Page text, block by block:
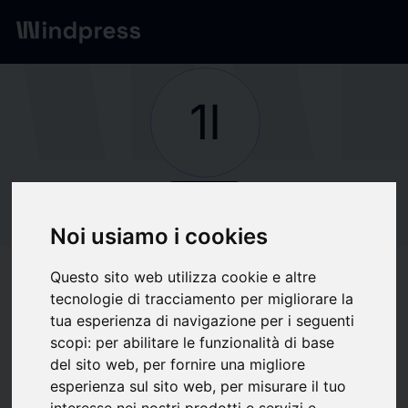
Noi usiamo i cookies
Questo sito web utilizza cookie e altre
tecnologie di tracciamento per migliorare la
tua esperienza di navigazione per i seguenti
scopi: per abilitare le funzionalità di base
del sito web, per fornire una migliore
esperienza sul sito web, per misurare il tuo
Network/Society
1I
1INFO
favorite Follow updates
What we write about